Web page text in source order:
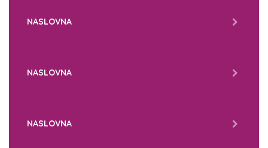
NASLOVNA
NASLOVNA
NASLOVNA